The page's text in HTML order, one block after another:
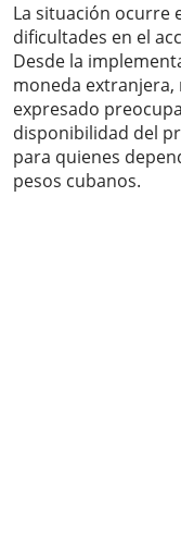
La situación ocurre
dificultades en el
Desde la
moneda
expresado
disponibilidad del
para quienes
pesos cubanos.